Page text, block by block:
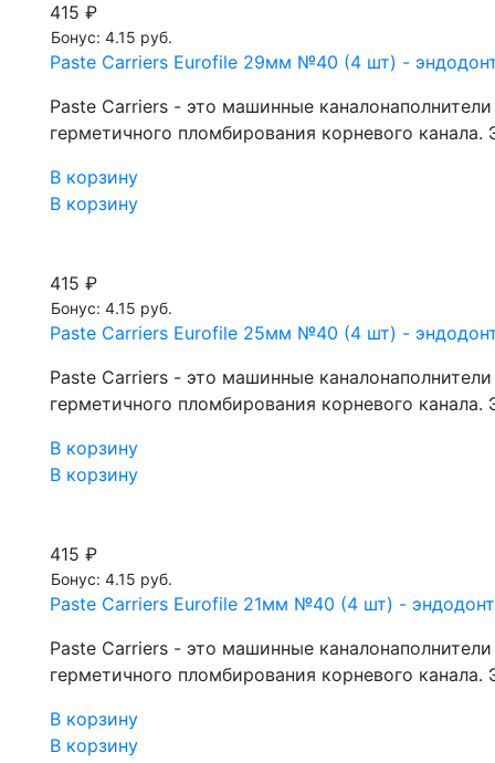
415 ₽
Бонус: 4.15 руб.
Paste Carriers Eurofile 29мм №40 (4 шт) -
Paste Carriers - это машинные
герметичного пломбирования корневого
В корзину
В корзину
415 ₽
Бонус: 4.15 руб.
Paste Carriers Eurofile 25мм №40 (4 шт) -
Paste Carriers - это машинные
герметичного пломбирования корневого
В корзину
В корзину
415 ₽
Бонус: 4.15 руб.
Paste Carriers Eurofile 21мм №40 (4 шт) -
Paste Carriers - это машинные
герметичного пломбирования корневого
В корзину
В корзину